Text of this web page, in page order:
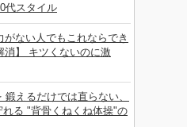
代スタイル
ない人でもこれならでき
消】 キツくないのに激
鍛えるだけでは直らない、
れる "背骨くねくね体操"の